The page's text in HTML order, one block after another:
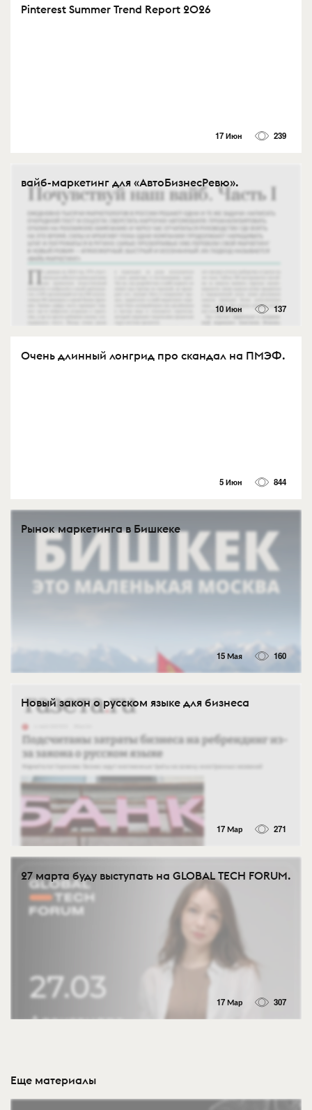
Pinterest Summer Trend Report 2026
17 Июн 239
вайб-маркетинг для «АвтоБизнесРевю».
10 Июн 137
Очень длинный лонгрид про скандал на ПМЭФ.
5 Июн 844
Рынок маркетинга в Бишкеке
15 Мая 160
Новый закон о русском языке для бизнеса
17 Мар 271
27 марта буду выступать на GLOBAL TECH FORUM.
17 Мар 307
Еще материалы